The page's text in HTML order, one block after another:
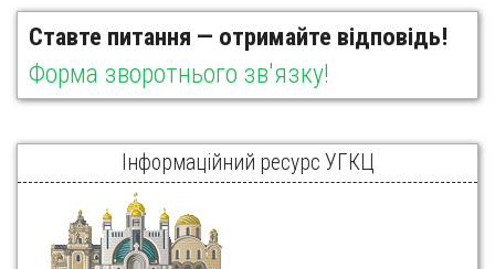
Ставте питання — отримайте відповідь!
Форма зворотнього зв'язку!
Інформаційний ресурс УГКЦ